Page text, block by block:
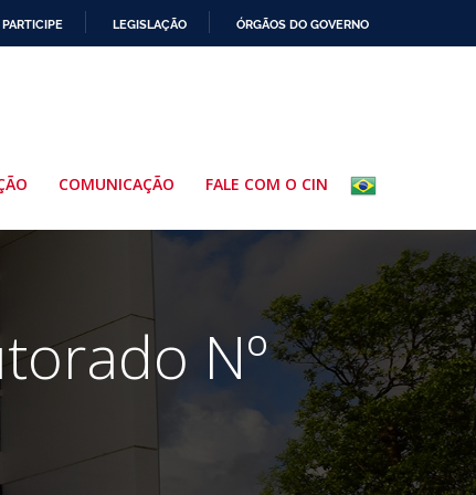
PARTICIPE LEGISLAÇÃO ÓRGÃOS DO GOVERNO
COMUNICAÇÃO FALE COM O CIN
Nº